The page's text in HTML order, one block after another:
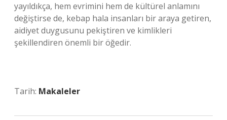
yayıldıkça, hem evrimini hem de kültürel anlamını
değiştirse de, kebap hala insanları bir araya getiren,
aidiyet duygusunu pekiştiren ve kimlikleri
şekillendiren önemli bir öğedir.
Tarih: Makaleler